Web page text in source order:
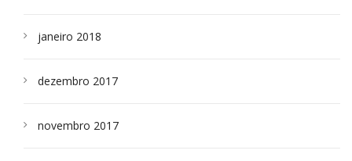
janeiro 2018
dezembro 2017
novembro 2017